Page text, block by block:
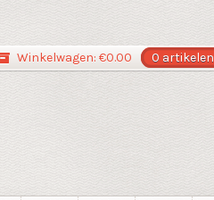
Winkelwagen: €0.00 0 artikelen